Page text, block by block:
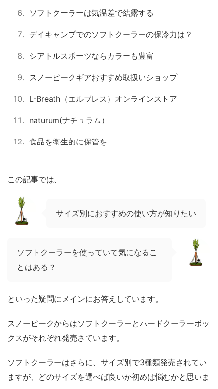
ソフトクーラーは気温差で結露する
デイキャンプでのソフトクーラーの保冷力は？
シアトルスポーツならカラーも豊富
スノーピークギアおすすめ取扱いショップ
L-Breath（エルブレス）オンラインストア
naturum(ナチュラム）
食品を衛生的に保管を
この記事では、
サイズ別におすすめの使い方が知りたい
ソフトクーラーを使っていて気になるこ
とはある？
といった疑問にメインにお答えしています。
スノーピークからはソフトクーラーとハードクーラーボッ
クスがそれぞれ発売さています。
ソフトクーラーはさらに、サイズ別で3種類発売されてい
ますが、どのサイズを選べば良いか初めは悩むかと思いま